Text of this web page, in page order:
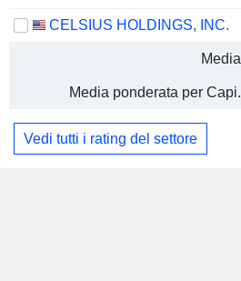
CELSIUS HOLDINGS, INC.
Media
Media ponderata per Capi.
Vedi tutti i rating del settore